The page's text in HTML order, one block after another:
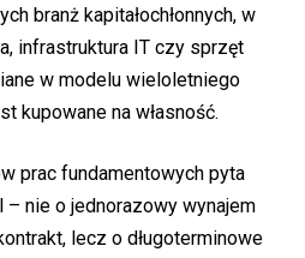
branż kapitałochłonnych, w
infrastruktura IT czy sprzęt
w modelu wieloletniego
kupowane na własność.
prac fundamentowych pyta
– nie o jednorazowy wynajem
lecz o długoterminowe